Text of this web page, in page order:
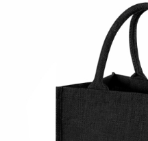
Džuudist kotid
30 x 19 x 30 cm
Toote saab kätte pakipunktist.